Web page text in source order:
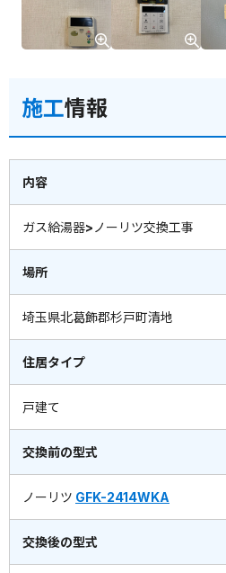
施工情報
内容
ガス給湯器>ノーリツ交換工事
場所
埼玉県北葛飾郡杉戸町清地
住居タイプ
戸建て
交換前の型式
ノーリツ GFK-2414WKA
交換後の型式